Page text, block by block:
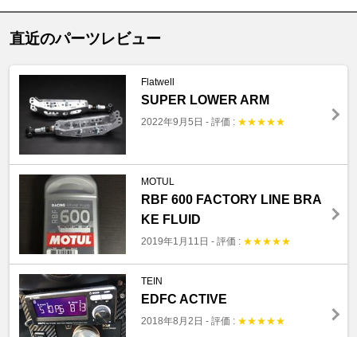
直近のパーツレビュー
Flatwell
SUPER LOWER ARM
2022年9月5日 - 評価 : ★★★★★
MOTUL
RBF 600 FACTORY LINE BRA
KE FLUID
2019年1月11日 - 評価 : ★★★★★
TEIN
EDFC ACTIVE
2018年8月2日 - 評価 : ★★★★★